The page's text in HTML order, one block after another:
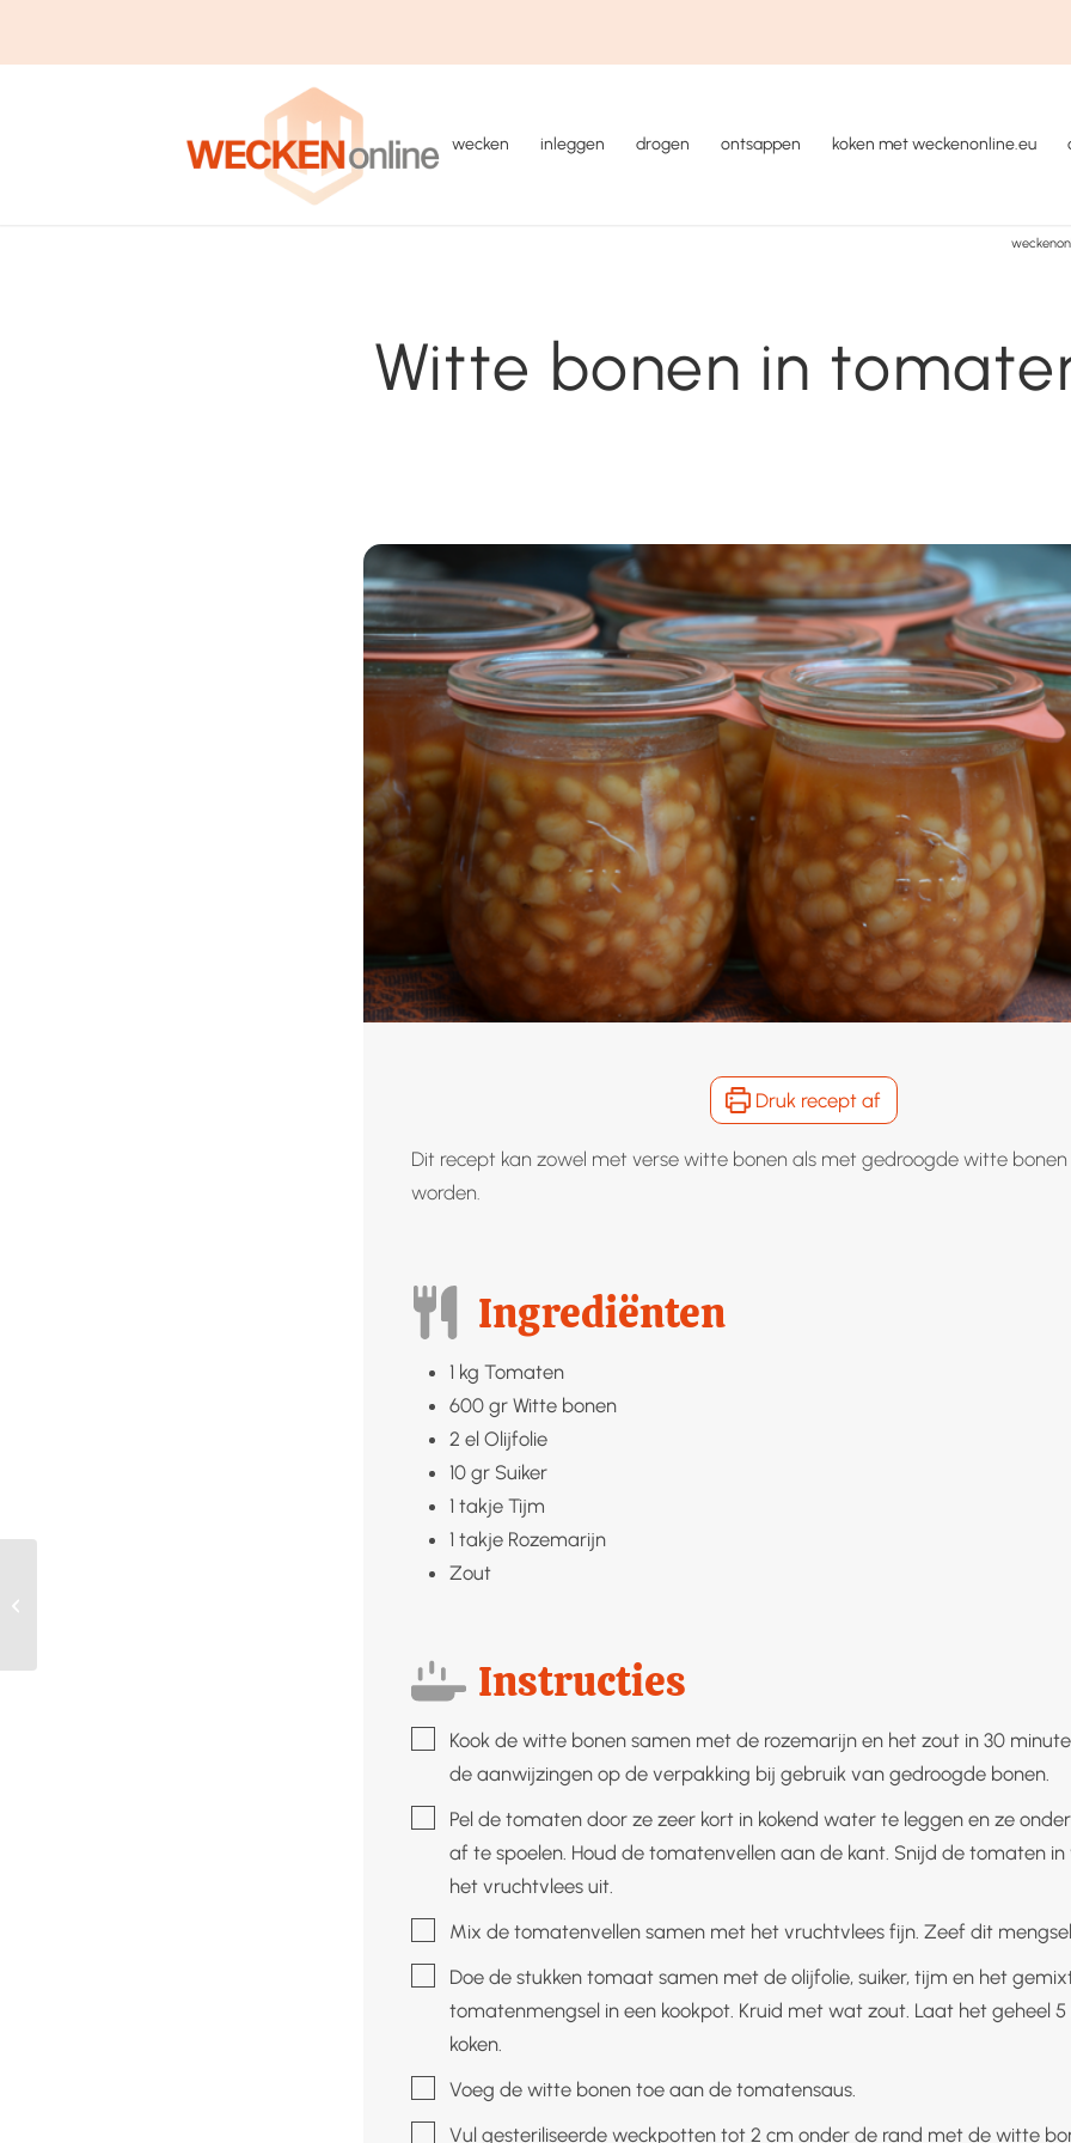
wecken inleggen drogen ontsappen koken met weckenonline.eu
Witte bonen in
Druk recept af
Dit recept kan zowel met verse witte bonen als met gedroogde witte
worden.
Ingrediënten
1 kg Tomaten
600 gr Witte bonen
2 el Olijfolie
10 gr Suiker
1 takje Tijm
1 takje Rozemarijn
Zout
Instructies
▢Kook de witte bonen samen met de rozemarijn en het zout in 30
de aanwijzingen op de verpakking bij gebruik van gedroogde bonen.
▢Pel de tomaten door ze zeer kort in kokend water te leggen en ze
af te spoelen. Houd de tomatenvellen aan de kant. Snijd de tomaten in
het vruchtvlees uit.
▢Mix de tomatenvellen samen met het vruchtvlees fijn. Zeef dit mengsel.
▢Doe de stukken tomaat samen met de olijfolie, suiker, tijm en het
tomatenmengsel in een kookpot. Kruid met wat zout. Laat het geheel
koken.
▢Voeg de witte bonen toe aan de tomatensaus.
▢Vul gesteriliseerde weckpotten tot 2 cm onder de rand met de witte